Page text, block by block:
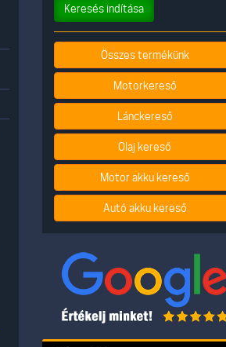
Keresés indítása
Összes termékünk
Motorkereső
Lánckereső
Olaj kereső
Motor akku kereső
Autó akku kereső